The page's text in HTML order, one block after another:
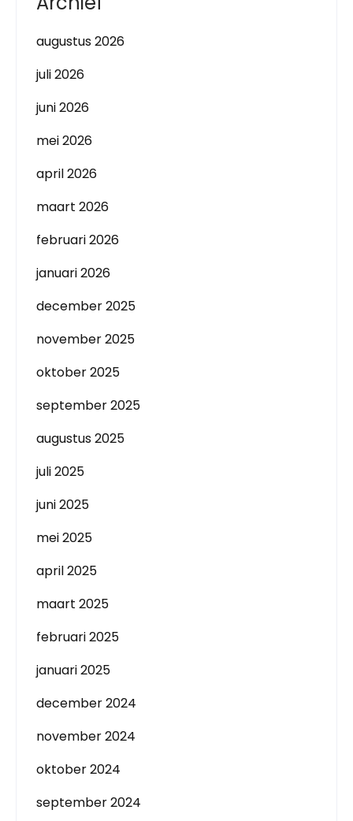
augustus 2026
juli 2026
juni 2026
mei 2026
april 2026
maart 2026
februari 2026
januari 2026
december 2025
november 2025
oktober 2025
september 2025
augustus 2025
juli 2025
juni 2025
mei 2025
april 2025
maart 2025
februari 2025
januari 2025
december 2024
november 2024
oktober 2024
september 2024